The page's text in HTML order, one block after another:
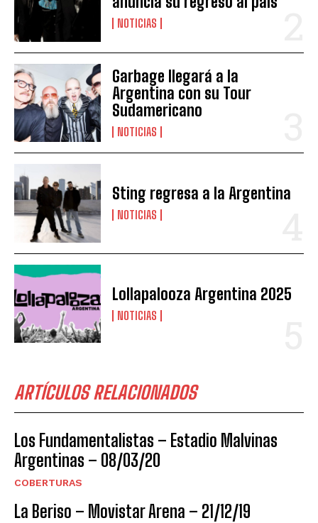
NOTICIAS
Garbage llegará a la
Argentina con su Tour
Sudamericano
NOTICIAS
Sting regresa a la Argentina
NOTICIAS
Lollapalooza Argentina 2025
NOTICIAS
ARTÍCULOS RELACIONADOS
Los Fundamentalistas – Estadio Malvinas
Argentinas – 08/03/20
COBERTURAS
La Beriso – Movistar Arena – 21/12/19